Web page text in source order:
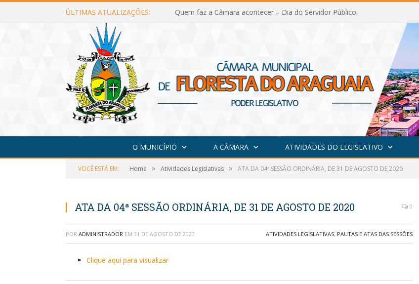
ÚLTIMAS ATUALIZAÇÕES: Quem faz a Câmara acontecer – Dia do Servidor Público.
O MUNICÍPIO A CÂMARA ATIVIDADES DO LEGISLATIVO
VOCÊ ESTÁ EM: Home » Atividades Legislativas » ATA DA 04ª SESSÃO ORDINÁRIA, DE 31 DE AGOSTO DE 2020
ATA DA 04ª SESSÃO ORDINÁRIA, DE 31 DE AGOSTO DE 2020 0
POR ADMINISTRADOR EM 31 DE AGOSTO DE 2020 ATIVIDADES LEGISLATIVAS, PAUTAS E ATAS DAS SESSÕES
Clique aqui para visualizar